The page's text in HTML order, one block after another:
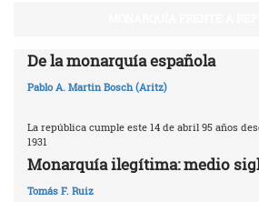
De la monarquía española
Pablo A. Martin Bosch (Aritz)
La república cumple este 14 de abril 95 años
1931
Monarquía ilegítima: medio
Tomás F. Ruiz